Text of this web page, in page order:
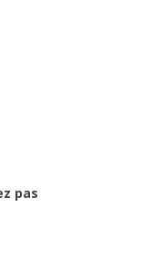
pas